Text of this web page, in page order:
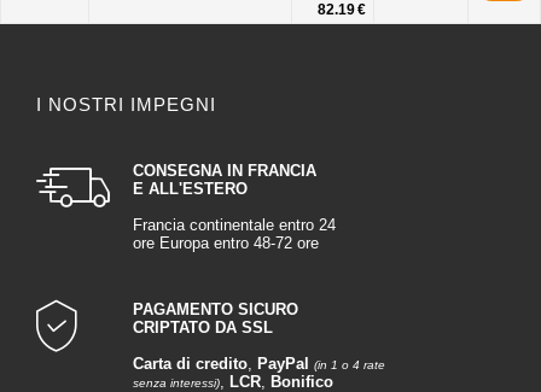
82.19 €
I NOSTRI IMPEGNI
CONSEGNA IN FRANCIA
E ALL'ESTERO
Francia continentale entro 24
ore Europa entro 48-72 ore
PAGAMENTO SICURO
CRIPTATO DA SSL
Carta di credito, PayPal
(in 1 o 4 rate
senza interessi), LCR, Bonifico